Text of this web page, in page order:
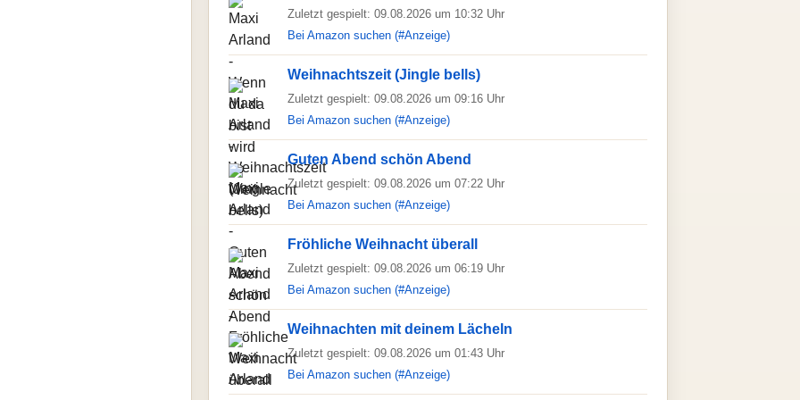
Zuletzt gespielt: 09.08.2026 um 10:32 Uhr
Bei Amazon suchen (#Anzeige)
Weihnachtszeit (Jingle bells)
Zuletzt gespielt: 09.08.2026 um 09:16 Uhr
Bei Amazon suchen (#Anzeige)
Guten Abend schön Abend
Zuletzt gespielt: 09.08.2026 um 07:22 Uhr
Bei Amazon suchen (#Anzeige)
Fröhliche Weihnacht überall
Zuletzt gespielt: 09.08.2026 um 06:19 Uhr
Bei Amazon suchen (#Anzeige)
Weihnachten mit deinem Lächeln
Zuletzt gespielt: 09.08.2026 um 01:43 Uhr
Bei Amazon suchen (#Anzeige)